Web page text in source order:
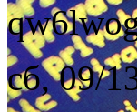
сб, 09/